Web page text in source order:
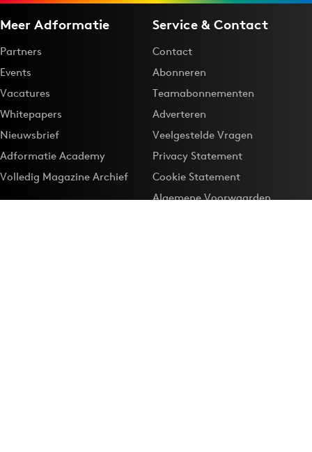
Meer Adformatie
Partners
Events
Vacatures
Whitepapers
Nieuwsbrief
Adformatie Academy
Volledig Magazine Archief
Service & Contact
Contact
Abonneren
Teamabonnementen
Adverteren
Veelgestelde Vragen
Privacy Statement
Cookie Statement
Algemene Voorwaarden